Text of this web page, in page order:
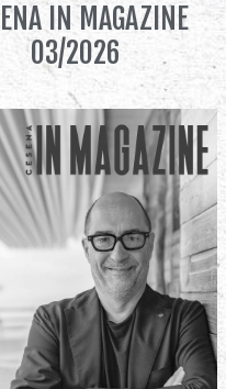
IN MAGAZINE
03/2026